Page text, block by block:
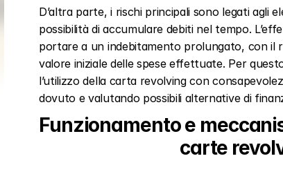
D’altra parte, i rischi principali sono legati agli
possibilità di accumulare debiti nel tempo.
portare a un indebitamento prolungato, con il
valore iniziale delle spese effettuate. Per
l’utilizzo della carta revolving con
dovuto e valutando possibili alternative di
Funzionamento e
carte